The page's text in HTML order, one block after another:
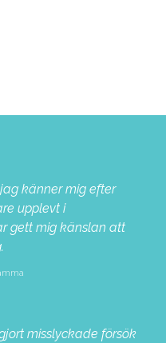
känner mig efter
upplevt i
gett mig känslan att
misslyckade försök